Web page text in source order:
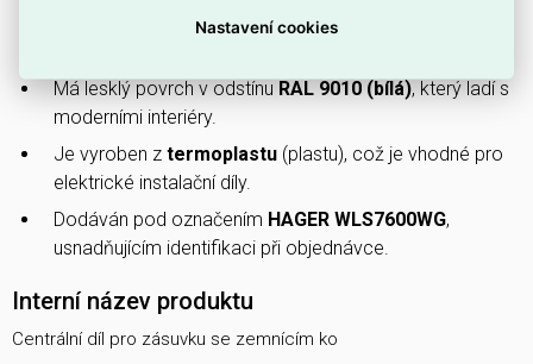
běžné instalace s uzemněním.
Má lesklý povrch v odstínu RAL 9010 (bílá), který ladí s
moderními interiéry.
Je vyroben z termoplastu (plastu), což je vhodné pro
elektrické instalační díly.
Dodáván pod označením HAGER WLS7600WG,
usnadňujícím identifikaci při objednávce.
Interní název produktu
Centrální díl pro zásuvku se zemnícím ko
Nastavení cookies